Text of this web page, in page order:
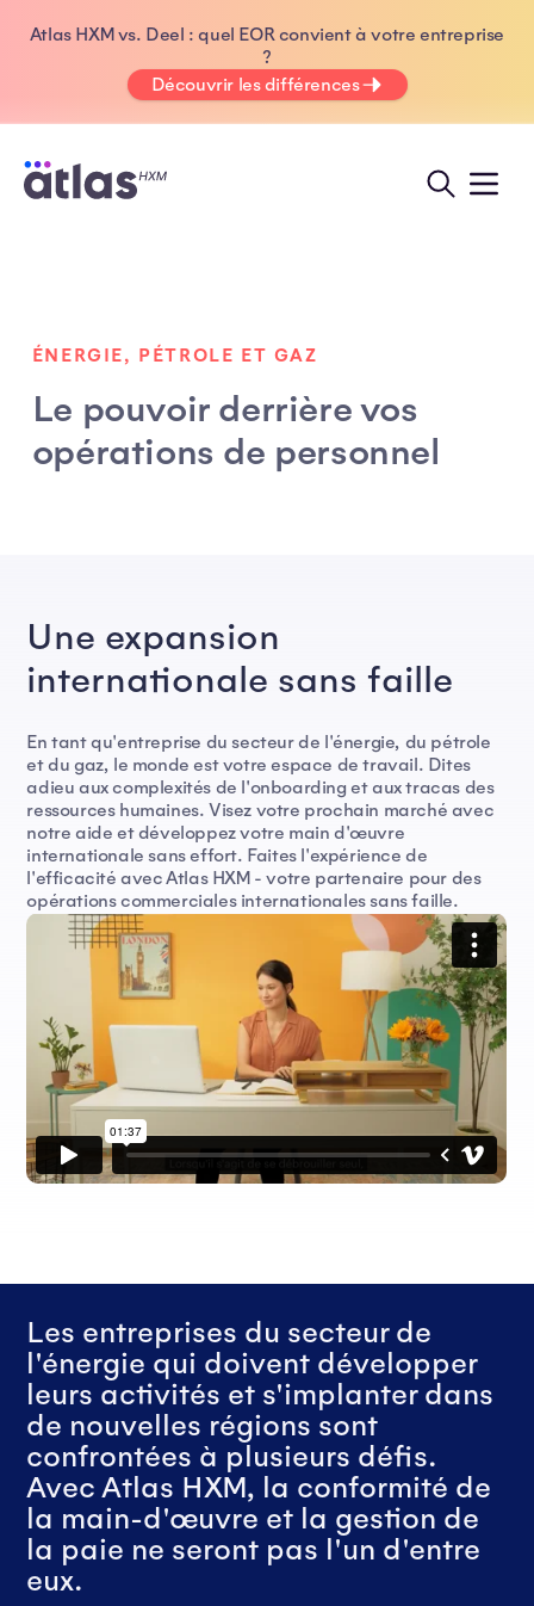
Atlas HXM vs. Deel : quel EOR convient à votre entreprise
?
Découvrir les différences
ÉNERGIE, PÉTROLE ET GAZ
Le pouvoir derrière vos
opérations de personnel
Une expansion
internationale sans faille
En tant qu'entreprise du secteur de l'énergie, du pétrole
et du gaz, le monde est votre espace de travail. Dites
adieu aux complexités de l'onboarding et aux tracas des
ressources humaines. Visez votre prochain marché avec
notre aide et développez votre main d'œuvre
internationale sans effort. Faites l'expérience de
l'efficacité avec Atlas HXM - votre partenaire pour des
opérations commerciales internationales sans faille.
Les entreprises du secteur de
l'énergie qui doivent développer
leurs activités et s'implanter dans
de nouvelles régions sont
confrontées à plusieurs défis.
Avec Atlas HXM, la conformité de
la main-d'œuvre et la gestion de
la paie ne seront pas l'un d'entre
eux.